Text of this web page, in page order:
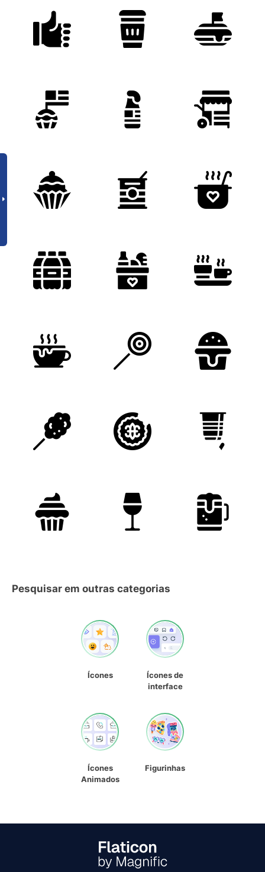
Pesquisar em outras categorias
Ícones
Ícones de
interface
Ícones
Animados
Figurinhas